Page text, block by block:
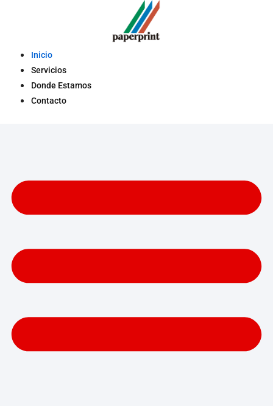
Inicio
Servicios
Donde Estamos
Contacto